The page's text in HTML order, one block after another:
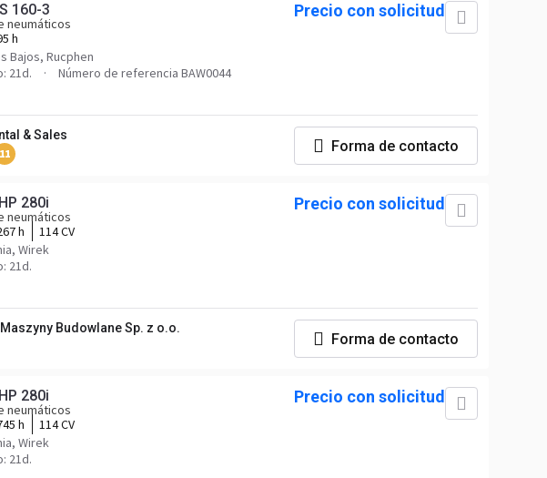
160-3
neumáticos
h
Bajos, Rucphen
21d.
Número de referencia BAW0044
Precio con solicitud
& Sales
11 Forma de contacto
280i
neumáticos
h
114 CV
Wirek
21d.
Precio con solicitud
Budowlane Sp. z o.o.
Forma de contacto
280i
neumáticos
h
114 CV
Wirek
21d.
Precio con solicitud